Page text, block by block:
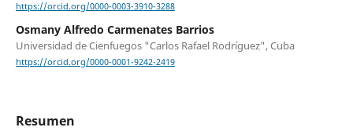
https://orcid.org/0000-0003-3910-3288
Osmany Alfredo Carmenates Barrios
Universidad de Cienfuegos "Carlos Rafael Rodríguez", Cuba
https://orcid.org/0000-0001-9242-2419
Resumen